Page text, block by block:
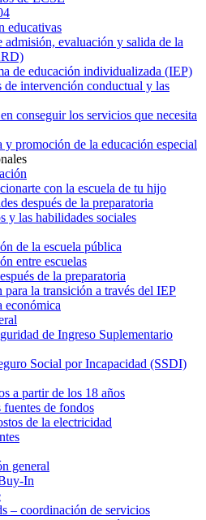
educativas
admisión, evaluación y salida de la
de educación individualizada (IEP)
de intervención conductual y las
conseguir los servicios que necesita
y promoción de la educación especial
con la escuela de tu hijo
después de la preparatoria
y las habilidades sociales
de la escuela pública
entre escuelas
de la preparatoria
para la transición a través del IEP
económica
de Ingreso Suplementario
Social por Incapacidad (SSDI)
a partir de los 18 años
de fondos
de la electricidad
general
In
– coordinación de servicios